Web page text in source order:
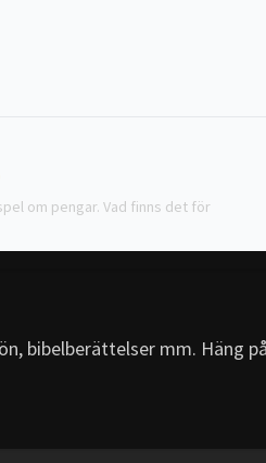
om pengar. Vad finns det för
en kortlek för att starta
bibelberättelser mm. Häng